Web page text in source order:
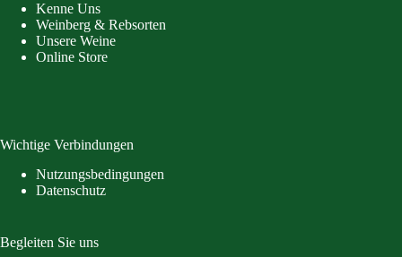
Kenne Uns
Weinberg & Rebsorten
Unsere Weine
Online Store
Wichtige Verbindungen
Nutzungsbedingungen
Datenschutz
Begleiten Sie uns